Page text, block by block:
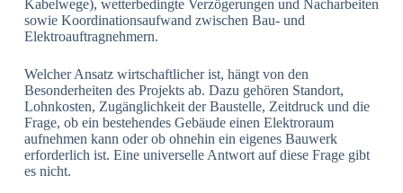
Kabelwege), wetterbedingte Verzögerungen und Nacharbeiten
sowie Koordinationsaufwand zwischen Bau- und
Elektroauftragnehmern.
Welcher Ansatz wirtschaftlicher ist, hängt von den
Besonderheiten des Projekts ab. Dazu gehören Standort,
Lohnkosten, Zugänglichkeit der Baustelle, Zeitdruck und die
Frage, ob ein bestehendes Gebäude einen Elektroraum
aufnehmen kann oder ob ohnehin ein eigenes Bauwerk
erforderlich ist. Eine universelle Antwort auf diese Frage gibt
es nicht.